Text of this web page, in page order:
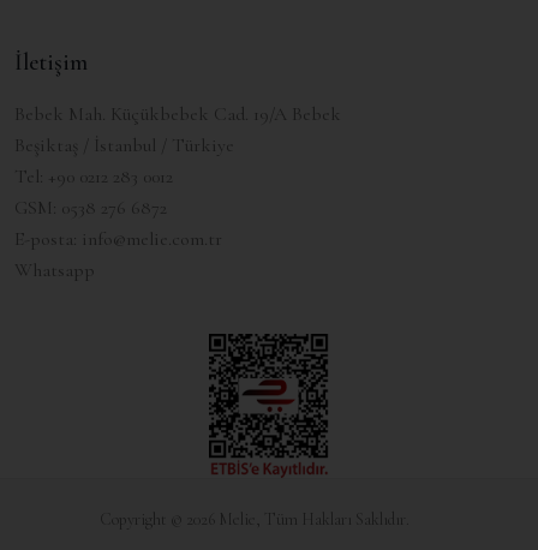
İletişim
Bebek Mah. Küçükbebek Cad. 19/A Bebek
Beşiktaş / İstanbul / Türkiye
Tel: +90 0212 283 0012
GSM: 0538 276 6872
E-posta: info@melie.com.tr
Whatsapp
Copyright © 2026 Melie, Tüm Hakları Saklıdır.